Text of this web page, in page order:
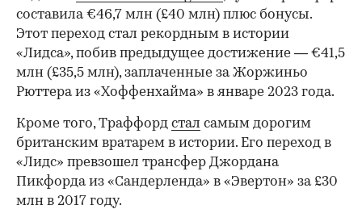
составила €46,7 млн (£40 млн) плюс бонусы.
Этот переход стал рекордным в истории
«Лидса», побив предыдущее достижение — €41,5
млн (£35,5 млн), заплаченные за Жоржиньо
Рюттера из «Хоффенхайма» в январе 2023 года.
Кроме того, Траффорд стал самым дорогим
британским вратарем в истории. Его переход в
«Лидс» превзошел трансфер Джордана
Пикфорда из «Сандерленда» в «Эвертон» за £30
млн в 2017 году.